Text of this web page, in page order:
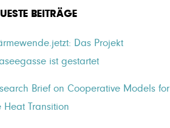
BEITRÄGE
Das Projekt
ist gestartet
Brief on Cooperative Models for
Heat Transition